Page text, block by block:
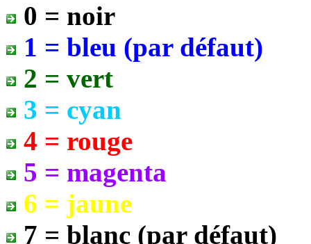
0 = noir
1 = bleu (par défaut)
2 = vert
3 = cyan
4 = rouge
5 = magenta
6 = jaune
7 = blanc (par défaut)